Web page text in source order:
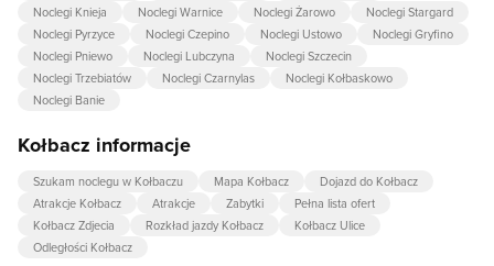
Noclegi Knieja
Noclegi Warnice Noclegi Żarowo
Noclegi Stargard
Noclegi Pyrzyce
Noclegi Czepino Noclegi Ustowo
Noclegi Gryfino
Noclegi Pniewo
Noclegi Lubczyna
Noclegi Szczecin
Noclegi Trzebiatów
Noclegi Czarnylas
Noclegi Kołbaskowo
Noclegi Banie
Kołbacz informacje
Szukam noclegu w Kołbaczu Mapa Kołbacz
Dojazd do Kołbacz
Atrakcje Kołbacz
Atrakcje Zabytki
Pełna lista ofert
Kołbacz Zdjecia
Rozkład jazdy Kołbacz
Kołbacz Ulice
Odległości Kołbacz